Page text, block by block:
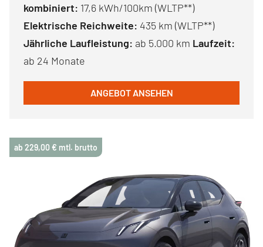
kombiniert: 17,6 kWh/100km (WLTP**)
Elektrische Reichweite: 435 km (WLTP**)
Jährliche Laufleistung: ab 5.000 km Laufzeit:
ab 24 Monate
ANGEBOT ANSEHEN
ab 229,00 € mtl. brutto